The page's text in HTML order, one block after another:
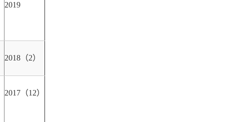
2019
2018（2）
2017（12）